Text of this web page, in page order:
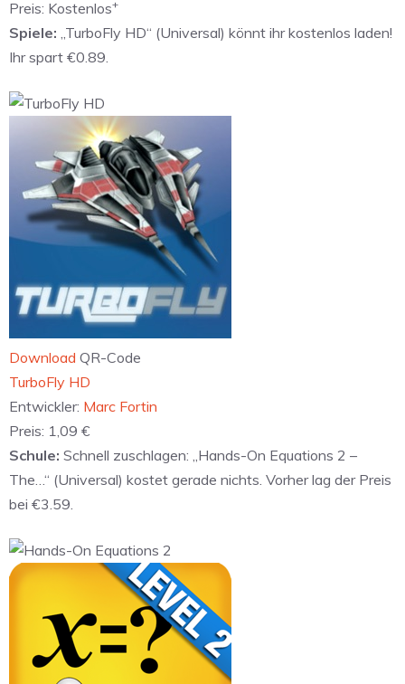
Preis: Kostenlos+
Spiele: „TurboFly HD“ (Universal) könnt ihr kostenlos laden!
Ihr spart €0.89.
Download QR-Code
TurboFly HD
Entwickler: Marc Fortin
Preis: 1,09 €
Schule: Schnell zuschlagen: „Hands-On Equations 2 –
The…“ (Universal) kostet gerade nichts. Vorher lag der Preis
bei €3.59.